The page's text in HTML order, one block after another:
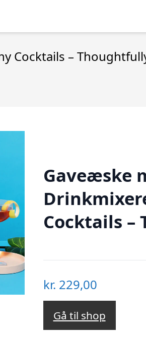
Cocktails –
Gaveæske
Cocktails
kr. 229,00
Gå til shop